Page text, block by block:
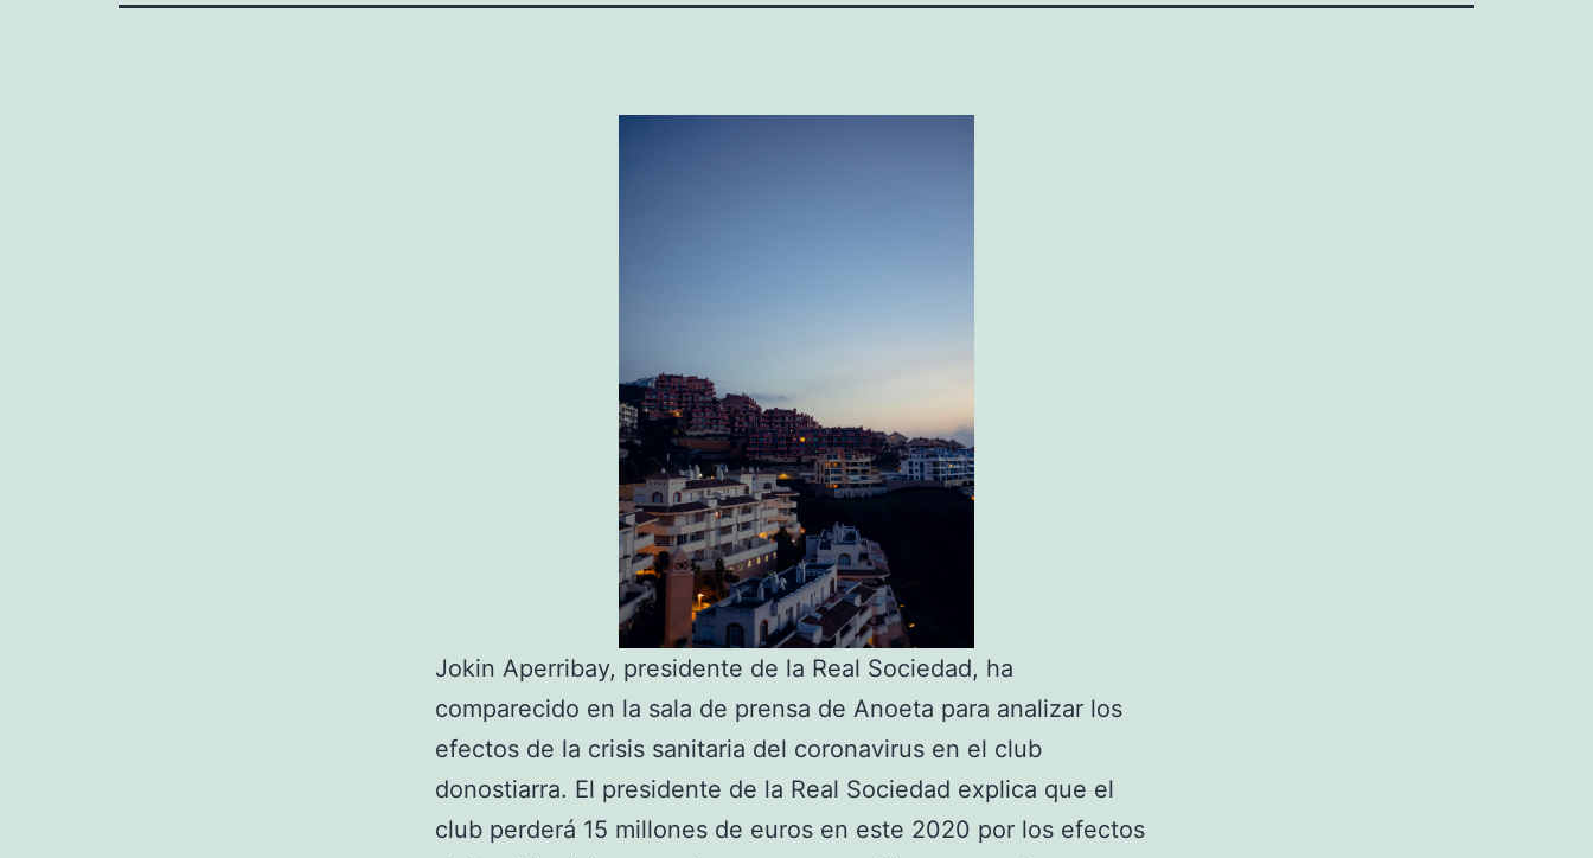
Jokin Aperribay, presidente de la Real Sociedad, ha
comparecido en la sala de prensa de Anoeta para analizar los
efectos de la crisis sanitaria del coronavirus en el club
donostiarra. El presidente de la Real Sociedad explica que el
club perderá 15 millones de euros en este 2020 por los efectos